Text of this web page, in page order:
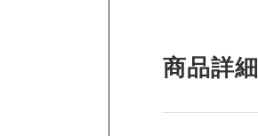
商品詳細